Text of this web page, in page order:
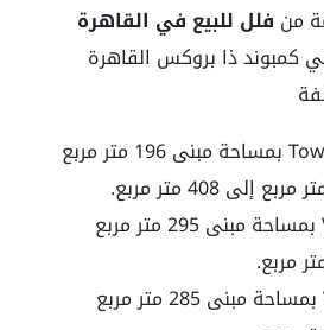
من فلل للبيع في القاهرة
كمبوند ذا بروكس القاهرة
يوجد Town Corner بمساحة مبنى 196 متر مربع
تم توفير Villa A بمساحة مبنى 295 متر مربع
تم توفير Villa S بمساحة مبنى 285 متر مربع